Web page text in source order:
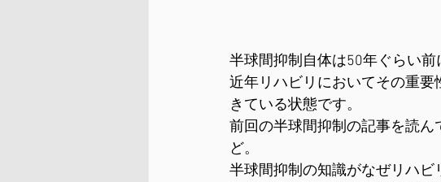
半球間抑制自体は50年ぐらい前
近年リハビリにおいてその重
きている状態です。
前回の半球間抑制の記事を読
ど。
半球間抑制の知識がなぜリハ